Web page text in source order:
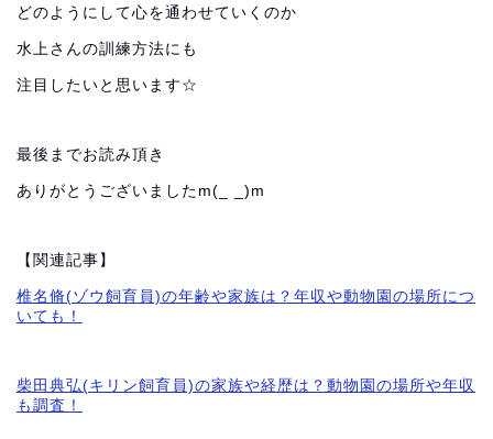
どのようにして心を通わせていくのか
水上さんの訓練方法にも
注目したいと思います☆
最後までお読み頂き
ありがとうございましたm(_ _)m
【関連記事】
椎名脩(ゾウ飼育員)の年齢や家族は？年収や動物園の場所につ
いても！
柴田典弘(キリン飼育員)の家族や経歴は？動物園の場所や年収
も調査！